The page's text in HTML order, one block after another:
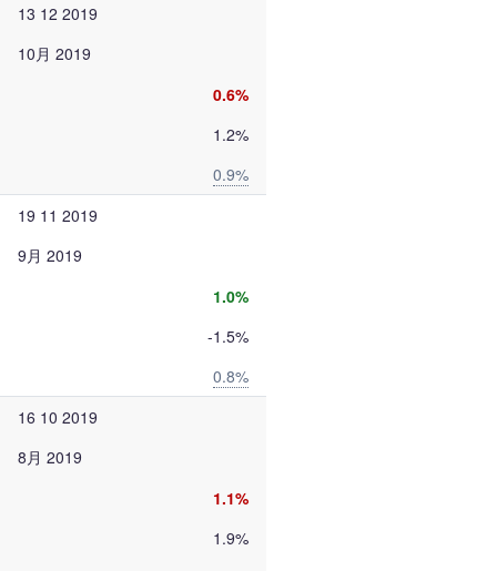
13 12 2019
10月 2019
0.6%
1.2%
0.9%
19 11 2019
9月 2019
1.0%
-1.5%
0.8%
16 10 2019
8月 2019
1.1%
1.9%